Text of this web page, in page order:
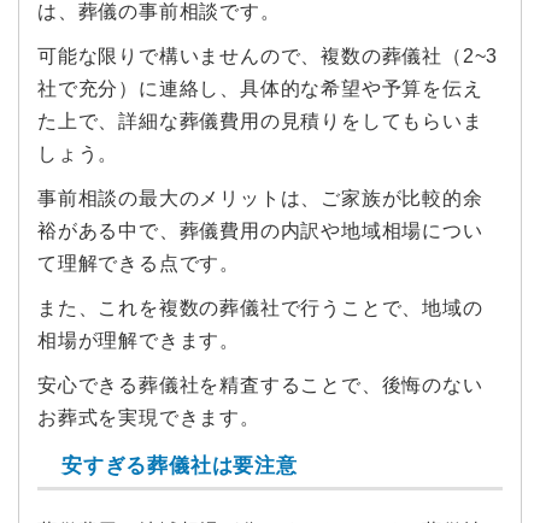
は、葬儀の事前相談です。
可能な限りで構いませんので、複数の葬儀社（2~3
社で充分）に連絡し、具体的な希望や予算を伝え
た上で、詳細な葬儀費用の見積りをしてもらいま
しょう。
事前相談の最大のメリットは、ご家族が比較的余
裕がある中で、葬儀費用の内訳や地域相場につい
て理解できる点です。
また、これを複数の葬儀社で行うことで、地域の
相場が理解できます。
安心できる葬儀社を精査することで、後悔のない
お葬式を実現できます。
安すぎる葬儀社は要注意